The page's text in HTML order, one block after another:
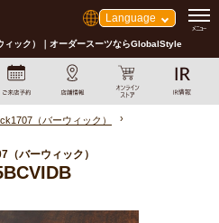
Language
ック）｜オーダースーツならGlobalStyle
（バーウィック）
（バーウィック）